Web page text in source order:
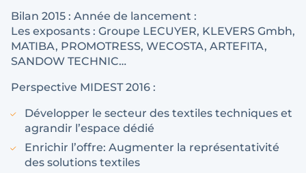
Bilan 2015 : Année de lancement :
Les exposants : Groupe LECUYER, KLEVERS Gmbh,
MATIBA, PROMOTRESS, WECOSTA, ARTEFITA,
SANDOW TECHNIC…
Perspective MIDEST 2016 :
Développer le secteur des textiles techniques et
agrandir l’espace dédié
Enrichir l’offre: Augmenter la représentativité
des solutions textiles